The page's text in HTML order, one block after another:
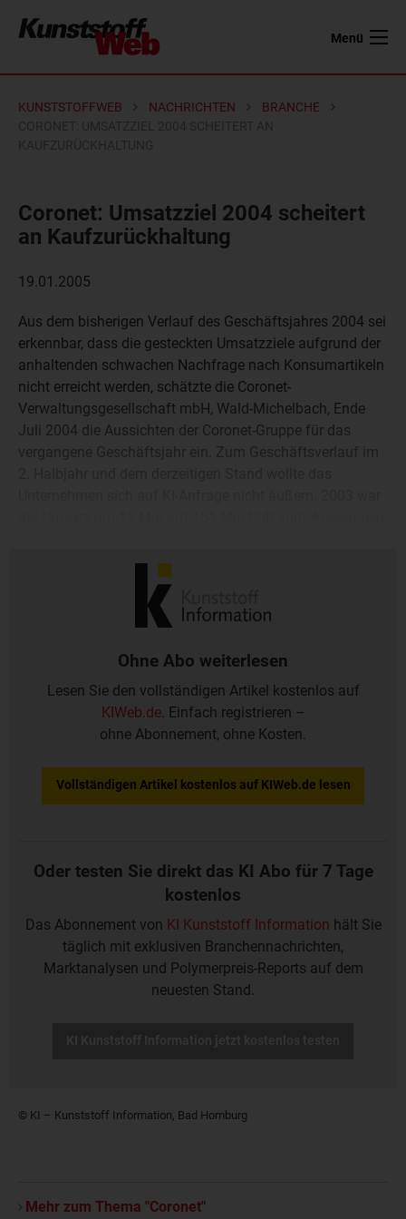
Menü
KUNSTSTOFFWEB NACHRICHTEN
BRANCHE
Coronet: Umsatzziel 2004 scheitert
an Kaufzurückhaltung
19.01.2005
Aus dem bisherigen Verlauf des Geschäftsjahres 2004 sei
erkennbar, dass die gesteckten Umsatzziele aufgrund der
anhaltenden schwachen Nachfrage nach Konsumartikeln
nicht erreicht werden, schätzte die Coronet-
Verwaltungsgesellschaft mbH, Wald-Michelbach, Ende
Juli 2004 die Aussichten der Coronet-Gruppe für das
vergangene Geschäftsjahr ein. Zum Geschäftsverlauf im
einem Minus von 16 Mio EUR.
Ohne Abo weiterlesen
Lesen Sie den vollständigen Artikel kostenlos auf
KIWeb.de. Einfach registrieren –
ohne Abonnement, ohne Kosten.
Vollständigen Artikel kostenlos auf KIWeb.de lesen
Oder testen Sie direkt das KI Abo für 7 Tage
kostenlos
Das Abonnement von KI Kunststoff Information hält Sie
täglich mit exklusiven Branchennachrichten,
Marktanalysen und Polymerpreis-Reports auf dem
neuesten Stand.
© KI – Kunststoff Information, Bad Homburg
Mehr zum Thema "Coronet"